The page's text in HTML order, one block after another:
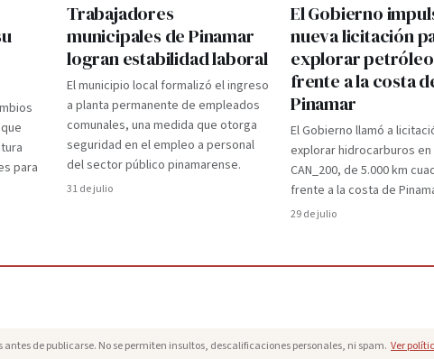
para
Trabajadores
municipales de Pinamar
logran estabilidad laboral
El municipio local formalizó el ingreso
a planta permanente de empleados
comunales, una medida que otorga
seguridad en el empleo a personal
del sector público pinamarense.
31 de julio
El Gobierno
nueva licitación
explorar petróleo
frente a la costa
Pinamar
El Gobierno llamó a
explorar hidrocarburos
CAN_200, de 5.000 km
frente a la costa de
29 de julio
de publicarse. No se permiten insultos, descalificaciones personales, ni spam. Ver